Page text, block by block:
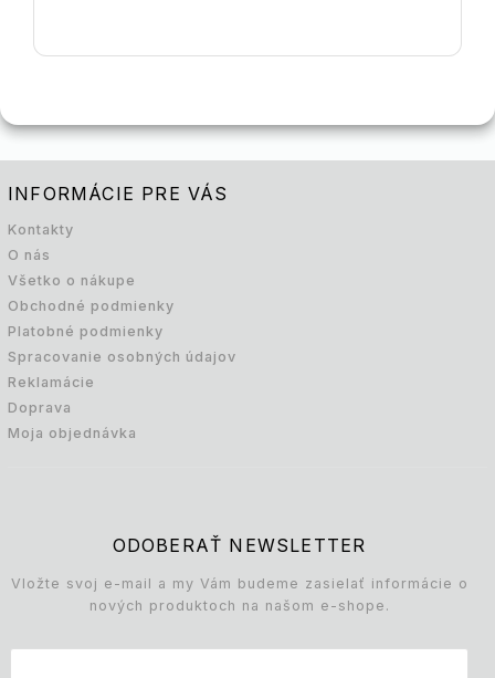
INFORMÁCIE PRE VÁS
Kontakty
O nás
Všetko o nákupe
Obchodné podmienky
Platobné podmienky
Spracovanie osobných údajov
Reklamácie
Doprava
Moja objednávka
ODOBERAŤ NEWSLETTER
Vložte svoj e-mail a my Vám budeme zasielať informácie o
nových produktoch na našom e-shope.